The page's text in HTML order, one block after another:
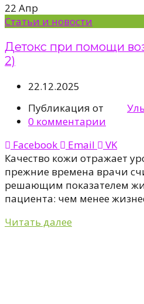
22 Апр
Статьи и новости
Детокс при помощи
2)
22.12.2025
Публикация от
0 комментарии
Facebook
Email
VK
Качество кожи отражает
прежние времена врачи
решающим показателем
пациента: чем менее
Читать далее